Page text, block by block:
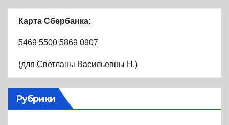
Карта Сбербанка:
5469 5500 5869 0907
(для Светланы Васильевны Н.)
Рубрики